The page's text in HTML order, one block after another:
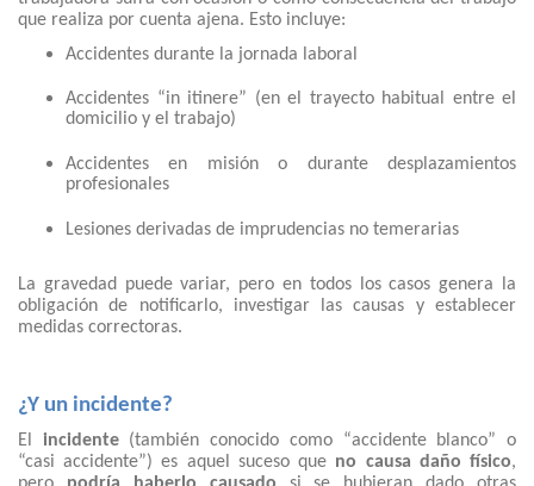
que realiza por cuenta ajena. Esto incluye:
Accidentes durante la jornada laboral
Accidentes “in itinere” (en el trayecto habitual entre el
domicilio y el trabajo)
Accidentes en misión o durante desplazamientos
profesionales
Lesiones derivadas de imprudencias no temerarias
La gravedad puede variar, pero en todos los casos genera la
obligación de notificarlo, investigar las causas y establecer
medidas correctoras.
¿Y un incidente?
El incidente(también conocido como “accidente blanco” o
“casi accidente”) es aquel suceso que no causa daño físico,